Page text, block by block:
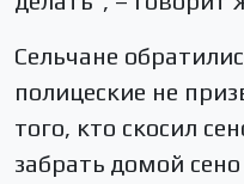
Сельчане
полицеские не
того, кто скосил
забрать домой